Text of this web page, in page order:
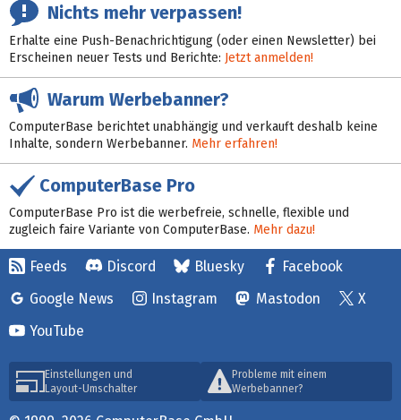
Nichts mehr verpassen!
Erhalte eine Push-Benachrichtigung (oder einen Newsletter) bei
Erscheinen neuer Tests und Berichte: Jetzt anmelden!
Warum Werbebanner?
ComputerBase berichtet unabhängig und verkauft deshalb keine
Inhalte, sondern Werbebanner. Mehr erfahren!
ComputerBase Pro
ComputerBase Pro ist die werbefreie, schnelle, flexible und
zugleich faire Variante von ComputerBase. Mehr dazu!
Feeds Discord Bluesky
Facebook
Google News
Instagram Mastodon
X
YouTube
Einstellungen und
Layout-Umschalter
Probleme mit einem
Werbebanner?